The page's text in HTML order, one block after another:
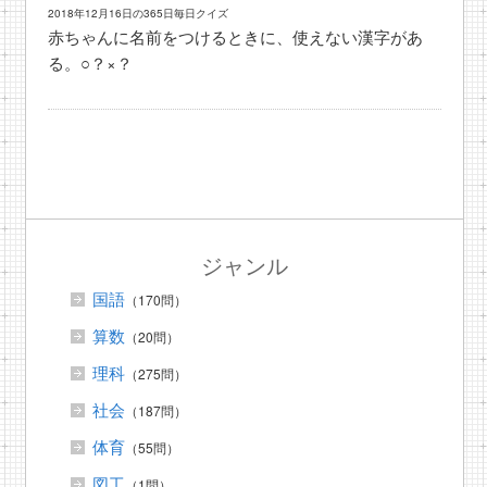
2018年12月16日の365日毎日クイズ
赤ちゃんに名前をつけるときに、使えない漢字があ
る。○？×？
ジャンル
国語（170問）
算数 （20問）
理科（275問）
社会 （187問）
体育（55問）